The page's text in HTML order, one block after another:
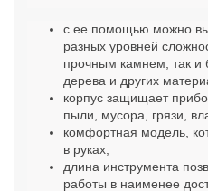
с ее помощью можно
разных уровней
прочным камнем, так и
дерева и других
корпус защищает
пыли, мусора, грязи,
комфортная модель,
в руках;
длина инструмента
работы в наименее